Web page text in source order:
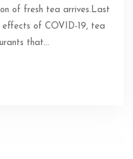
of fresh tea arrives.Last
of COVID-19, tea
that…